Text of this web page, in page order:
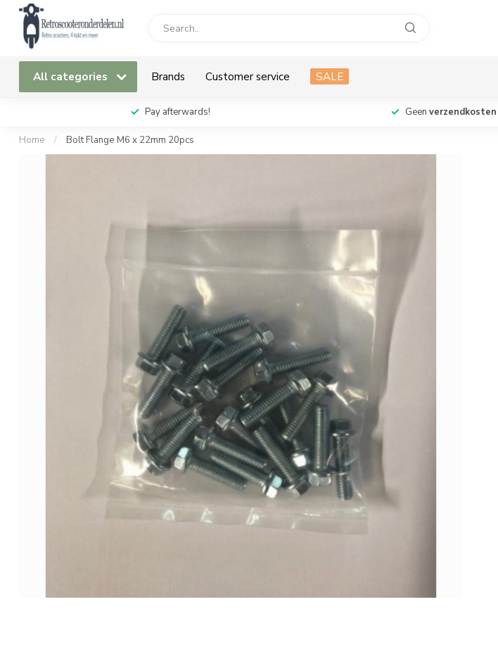
All categories Brands Customer service SALE
Pay afterwards! Geen verzendkosten
Home / Bolt Flange M6 x 22mm 20pcs